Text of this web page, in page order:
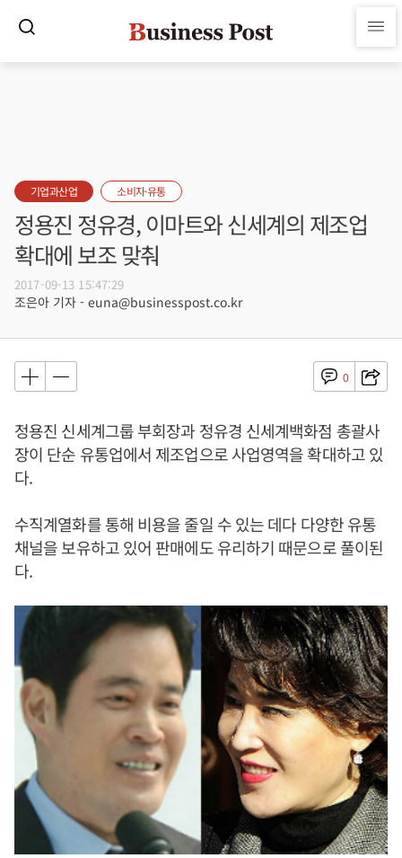
기업과산업 소비자·유통
정용진 정유경, 이마트와 신세계의 제조업
확대에 보조 맞춰
2017-09-13 15:47:29
조은아 기자 - euna@businesspost.co.kr
0
정용진 신세계그룹 부회장과 정유경 신세계백화점 총괄사
장이 단순 유통업에서 제조업으로 사업영역을 확대하고 있
다.
수직계열화를 통해 비용을 줄일 수 있는 데다 다양한 유통
채널을 보유하고 있어 판매에도 유리하기 때문으로 풀이된
다.